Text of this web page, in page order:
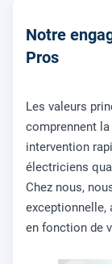
Notre
Pros
Les valeurs
comprennent
intervention
électriciens
Chez nous,
exceptionnelle,
en fonction de